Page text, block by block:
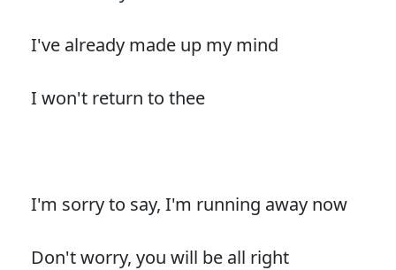
I've already made up my mind
I won't return to thee
I'm sorry to say, I'm running away now
Don't worry, you will be all right